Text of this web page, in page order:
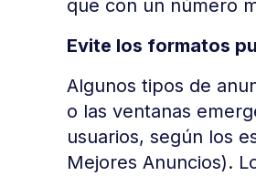
que con un número
Evite los formatos
Algunos tipos de
o las ventanas
usuarios, según los
Mejores Anuncios).